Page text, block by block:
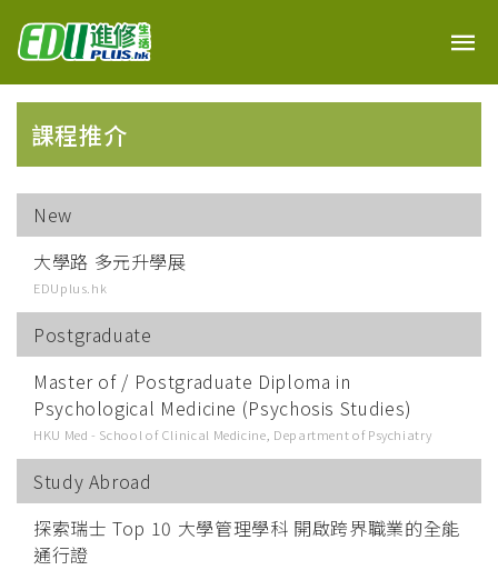
課程推介
New
大學路 多元升學展
EDUplus.hk
Postgraduate
Master of / Postgraduate Diploma in
Psychological Medicine (Psychosis Studies)
HKU Med - School of Clinical Medicine, Department of Psychiatry
Study Abroad
探索瑞士 Top 10 大學管理學科 開啟跨界職業的全能
通行證